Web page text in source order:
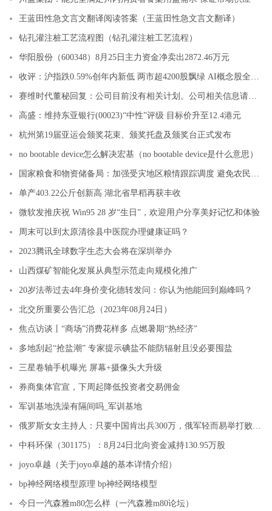
王蓝田性急文言文翻译阅读答案（王蓝田性急文言文翻译）
钻孔灌注桩工艺流程图（钻孔灌注桩工艺流程）
华阳股份（600348）8月25日主力资金净卖出2872.46万元
收评：沪指跌0.59%创年内新低 两市超4200股飘绿 AI概念股全线下挫
赛维时代董秘回复：公司目前没有相关计划。公司相关信息请以公司发布在指定官方媒体巨潮资讯网的公告为准
高盛：维持东亚银行(00023)“中性”评级 目标价升至12.4港元
杭州第19届亚运会颁奖花束、颁奖托盘及颁奖台正式发布
no bootable device怎么解决宏基（no bootable device是什么意思）
国家粮食和物资储备局：加强受灾地区粮情跟踪调度 避免农民出现“卖粮难”
单产403.22公斤创新高 湖北省早稻再获丰收
微软发推庆祝 Win95 28 岁“生日”，欢迎用户分享美好记忆和体验
周末可以到太原清徐县中医院办理健康证吗？
2023腾讯全球数字生态大会将在深圳举办
山西煤矿智能化发展从典型示范走向规模化推广
20岁法蒂过去4年身价变化德转发问：你认为他能回到巅峰吗？
北交所重要公告汇总（2023年08月24日）
焦点访谈丨“商场”消费花样多 点燃暑期“热经济”
多地刮起“抢盐潮” 专家提示碘盐不能防辐射且没必要囤盐
三星卷轴手机曝光 屏幕+摄像头大升级
券商集体官宣，下周起降低投资者交易佣金
军训基地洗澡有隔间吗_军训基地
俄罗斯女女主持人：只要中国肯出兵300万，俄军轻而易举打败乌克兰
中科环保（301175）：8月24日北向资金减持130.95万股
joyo卓越（关于joyo卓越的基本详情介绍）
bp神经网络模型原理 bp神经网络模型
今日一汽森雅m80怎么样（一汽森雅m80论坛）